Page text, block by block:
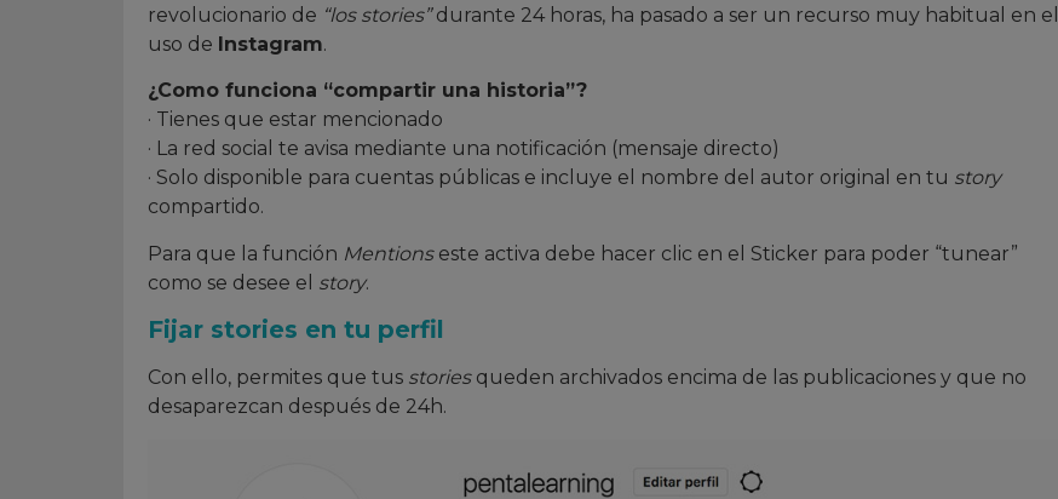
revolucionario de “los stories”durante 24 horas, ha pasado a ser un recurso muy habitual en el
uso de Instagram.
¿Como funciona “compartir una historia”?
· Tienes que estar mencionado
· La red social te avisa mediante una notificación (mensaje directo)
· Solo disponible para cuentas públicas e incluye el nombre del autor original en tu story
compartido.
Para que la función Mentionseste activa debe hacer clic en el Sticker para poder “tunear”
como se desee el story.
Fijar stories en tu perfil
Con ello, permites que tus storiesqueden archivados encima de las publicaciones y que no
desaparezcan después de 24h.